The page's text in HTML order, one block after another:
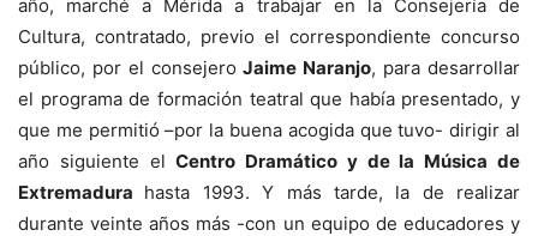
año, marché a Mérida a trabajar en la Consejería de
Cultura, contratado, previo el correspondiente concurso
público, por el consejeroJaime Naranjo, para desarrollar
el programa de formación teatral que había presentado, y
que me permitió –por la buena acogida que tuvo- dirigir al
año siguiente elCentro Dramático y de la Música de
Extremadura hasta 1993. Y más tarde, la de realizar
durante veinte años más -con un equipo de educadores y